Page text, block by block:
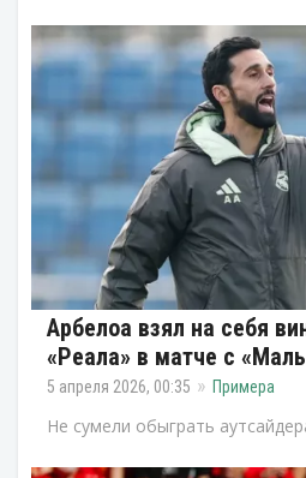
Арбелоа взял на себя
«Реала» в матче с
5 апреля 2026, 00:35 Примера
Не сумели обыграть